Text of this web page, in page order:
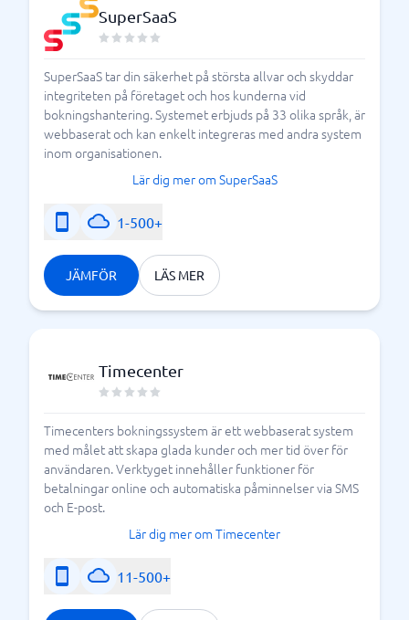
SuperSaaS
SuperSaaS tar din säkerhet på största allvar och skyddar
integriteten på företaget och hos kunderna vid
bokningshantering. Systemet erbjuds på 33 olika språk, är
webbaserat och kan enkelt integreras med andra system
inom organisationen.
Lär dig mer om SuperSaaS
1-500+
JÄMFÖR LÄS MER
Timecenter
Timecenters bokningssystem är ett webbaserat system
med målet att skapa glada kunder och mer tid över för
användaren. Verktyget innehåller funktioner för
betalningar online och automatiska påminnelser via SMS
och E-post.
Lär dig mer om Timecenter
11-500+